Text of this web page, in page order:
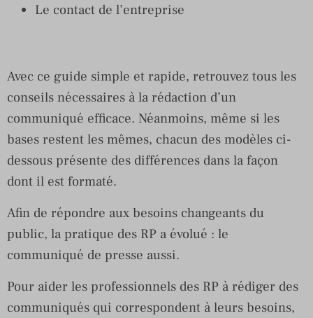
Le contact de l’entreprise
Avec ce guide simple et rapide, retrouvez tous les
conseils nécessaires à la rédaction d’un
communiqué efficace. Néanmoins, même si les
bases restent les mêmes, chacun des modèles ci-
dessous présente des différences dans la façon
dont il est formaté.
Afin de répondre aux besoins changeants du
public, la pratique des RP a évolué : le
communiqué de presse aussi.
Pour aider les professionnels des RP à rédiger des
communiqués qui correspondent à leurs besoins,